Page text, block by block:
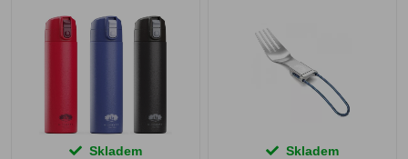
Skladem Skladem